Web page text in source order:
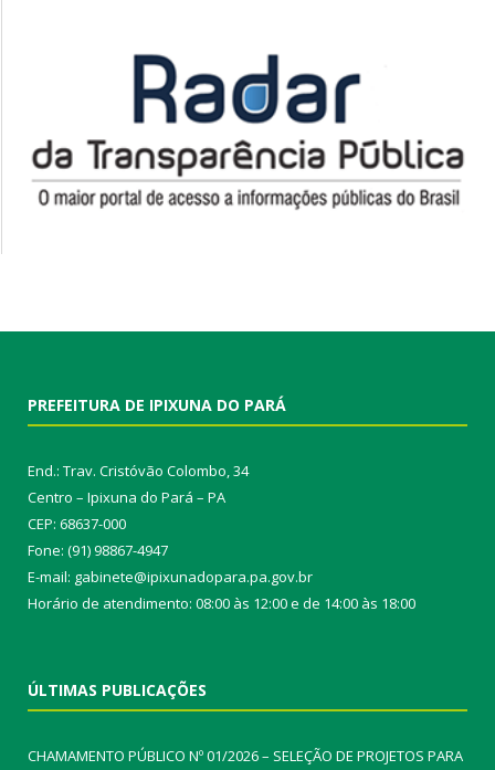
PREFEITURA DE IPIXUNA DO PARÁ
End.: Trav. Cristóvão Colombo, 34
Centro – Ipixuna do Pará – PA
CEP: 68637-000
Fone: (91) 98867-4947
E-mail: gabinete@ipixunadopara.pa.gov.br
Horário de atendimento: 08:00 às 12:00 e de 14:00 às 18:00
ÚLTIMAS PUBLICAÇÕES
CHAMAMENTO PÚBLICO Nº 01/2026 – SELEÇÃO DE PROJETOS PARA